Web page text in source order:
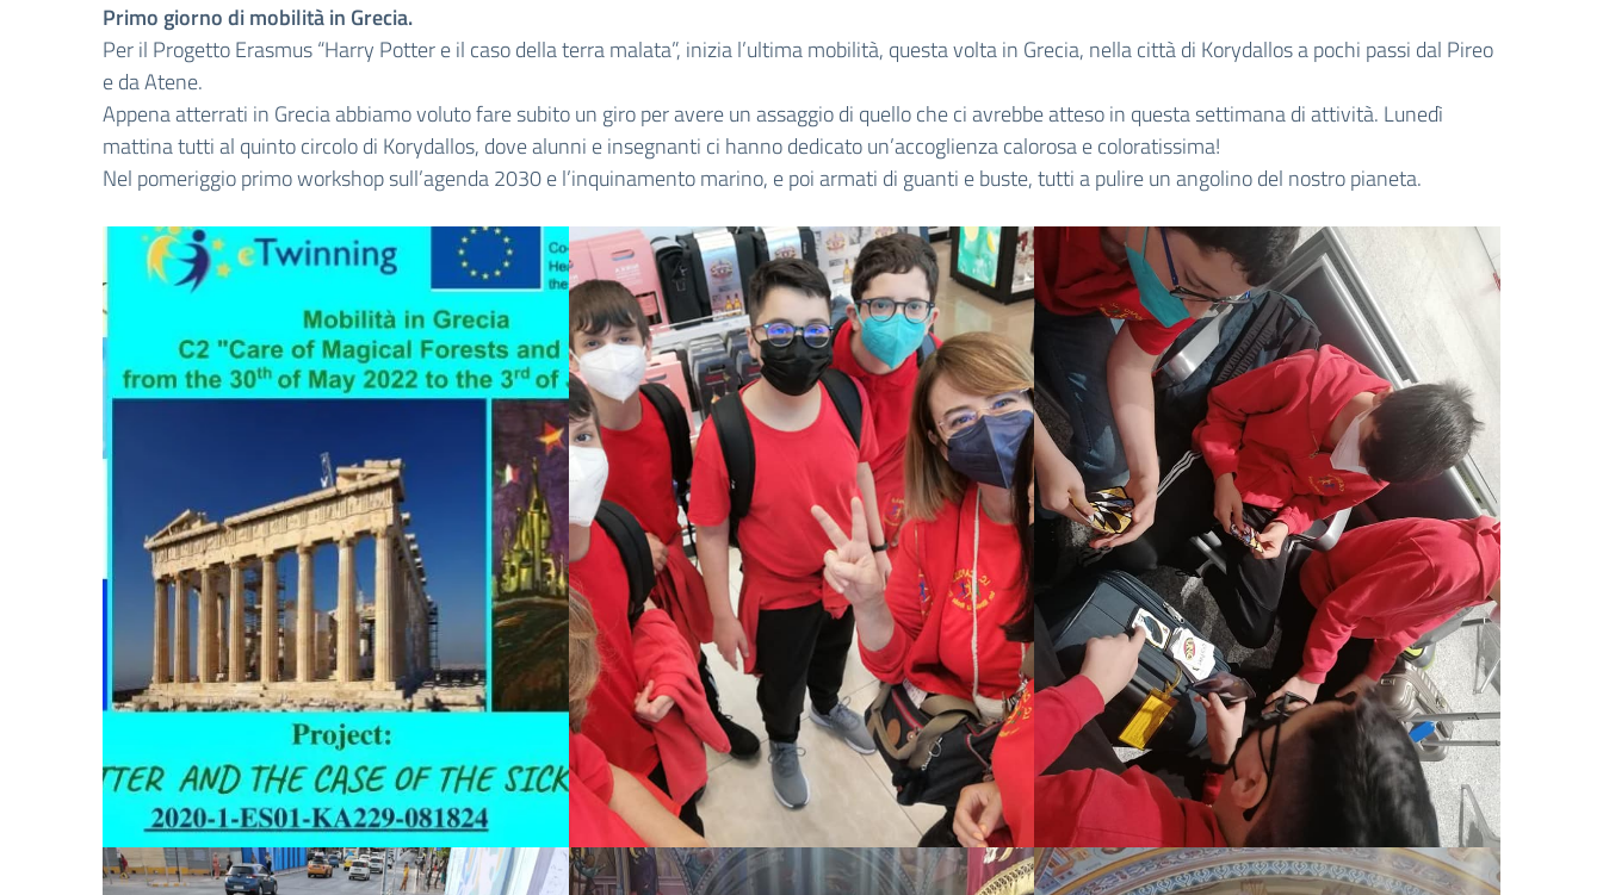
Primo giorno di mobilità in Grecia.
Per il Progetto Erasmus “Harry Potter e il caso della terra malata”, inizia l’ultima mobilità, questa volta in Grecia, nella città di Korydallos a pochi passi dal Pireo
e da Atene.
Appena atterrati in Grecia abbiamo voluto fare subito un giro per avere un assaggio di quello che ci avrebbe atteso in questa settimana di attività. Lunedì
mattina tutti al quinto circolo di Korydallos, dove alunni e insegnanti ci hanno dedicato un’accoglienza calorosa e coloratissima!
Nel pomeriggio primo workshop sull’agenda 2030 e l’inquinamento marino, e poi armati di guanti e buste, tutti a pulire un angolino del nostro pianeta.